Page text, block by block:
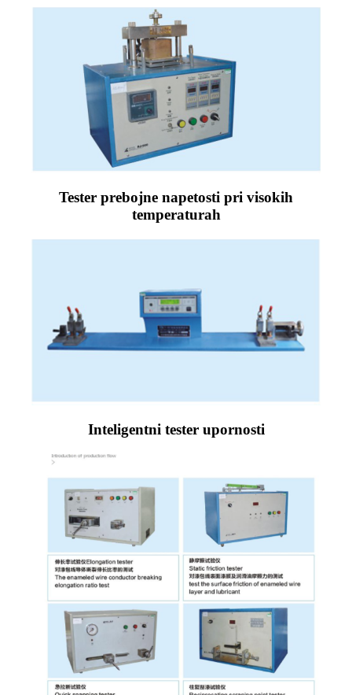
Tester prebojne napetosti pri visokih
temperaturah
Inteligentni tester upornosti